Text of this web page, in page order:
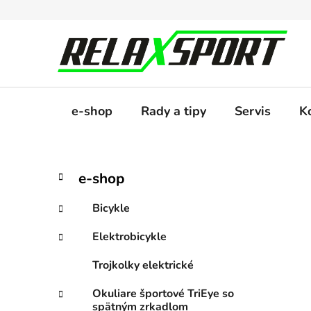
e-shop Rady a tipy Servis
B
č
ý
n
Preskočiť
kategórie
K
a
e
g
ó
e
e-shop
Bicykle
Elektrobicykle
Trojkolky elektrické
Okuliare športové TriEye so
spätným zrkadlom